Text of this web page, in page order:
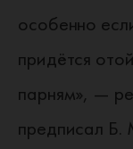
особенно
придётся
парням», —
предписал Б.